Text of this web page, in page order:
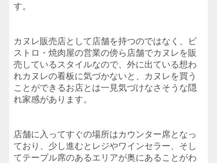
す。
カヌレ販売店として店舗を持つのではなく、ビ
ストロ・焼肉屋の営業の傍ら店舗でカヌレを販
売しているスタイルなので、外に出ている想わ
れカヌレの看板に気づかないと、カヌレを買う
ことができるお店とは一見気づけなさそうな隠
れ家感があります。
店舗に入ってすぐの場所はカウンター席となっ
ており、少し進むとレジやワインセラー、そし
てテーブル席のあるエリアが奥にあることがわ